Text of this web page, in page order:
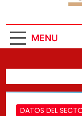
MENU
DATOS DEL